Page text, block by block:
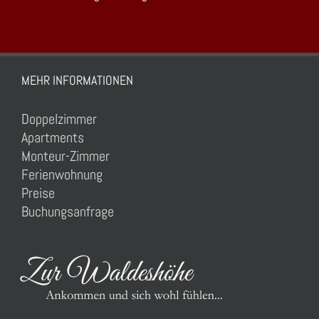
MEHR INFORMATIONEN
Doppelzimmer
Apartments
Monteur-Zimmer
Ferienwohnung
Preise
Buchungsanfrage